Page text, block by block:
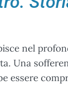
nel
Una
essere